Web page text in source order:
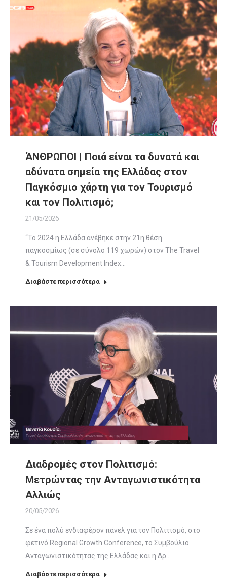
ΆΝΘΡΩΠΟΙ | Ποιά είναι τα δυνατά και
αδύνατα σημεία της Ελλάδας στον
Παγκόσμιο χάρτη για τον Τουρισμό
και τον Πολιτισμό;
21/05/2026
“Το 2024 η Ελλάδα ανέβηκε στην 21η θέση
παγκοσμίως (σε σύνολο 119 χωρών) στον The Travel
& Tourism Development Index…
Διαβάστε περισσότερα
Διαδρομές στον Πολιτισμό:
Μετρώντας την Ανταγωνιστικότητα
Αλλιώς
20/05/2026
Σε ένα πολύ ενδιαφέρον πάνελ για τον Πολιτισμό, στo
φετινό Regional Growth Conference, το Συμβούλιο
Ανταγωνιστικότητας της Ελλάδας και η Δρ…
Διαβάστε περισσότερα